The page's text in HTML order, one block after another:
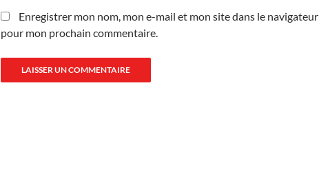
Enregistrer mon nom, mon e-mail et mon site dans le navigateur
pour mon prochain commentaire.